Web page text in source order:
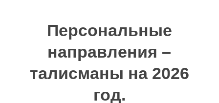
Персональные
направления –
талисманы на 2026
год.